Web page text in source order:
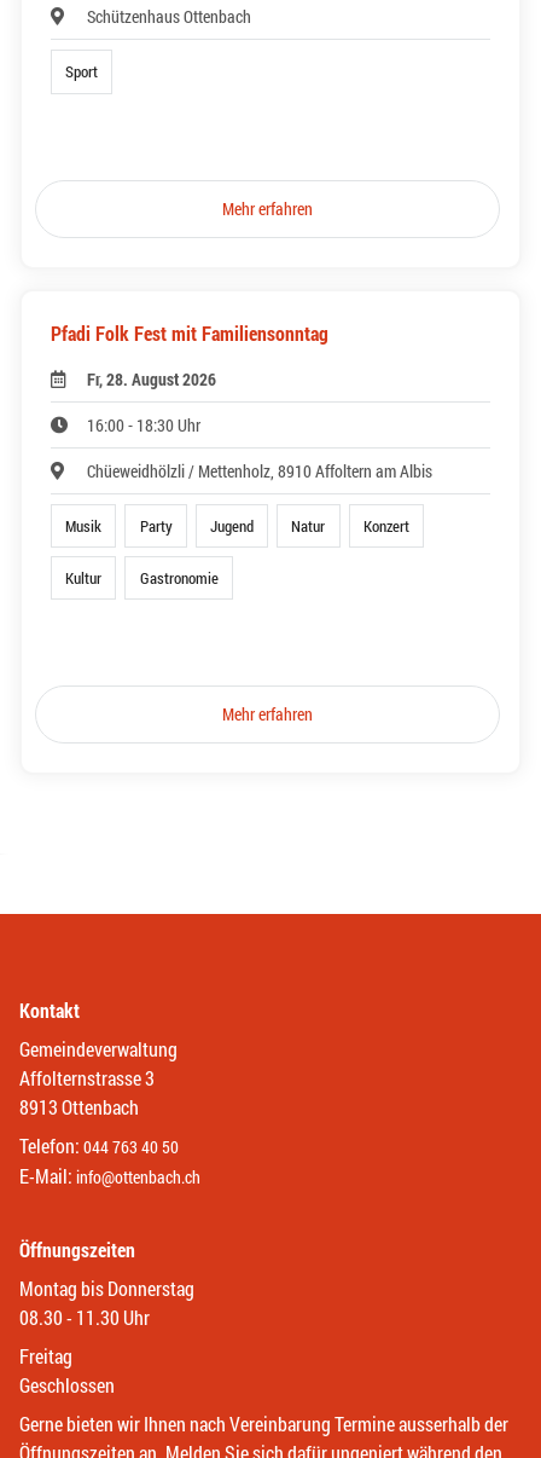
Schützenhaus Ottenbach
Sport
Mehr erfahren
Pfadi Folk Fest mit Familiensonntag
Fr, 28. August 2026
16:00 - 18:30 Uhr
Chüeweidhölzli / Mettenholz, 8910 Affoltern am Albis
Musik Party Jugend Natur Konzert
Kultur Gastronomie
Mehr erfahren
Kontakt
Gemeindeverwaltung
Affolternstrasse 3
8913 Ottenbach
Telefon: 044 763 40 50
E-Mail: info@ottenbach.ch
Öffnungszeiten
Montag bis Donnerstag
08.30 - 11.30 Uhr
Freitag
Geschlossen
Gerne bieten wir Ihnen nach Vereinbarung Termine ausserhalb der
Öffnungszeiten an. Melden Sie sich dafür ungeniert während den